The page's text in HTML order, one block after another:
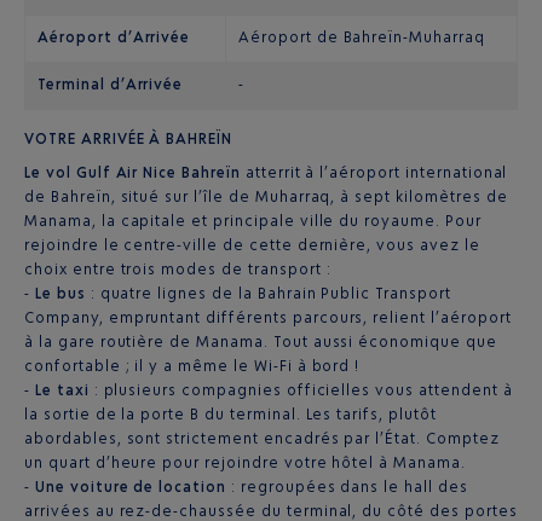
Aéroport d’Arrivée Aéroport de Bahreïn-Muharraq
Terminal d’Arrivée -
VOTRE ARRIVÉE À BAHREÏN
Le vol Gulf Air Nice Bahreïn atterrit à l’aéroport international
de Bahreïn, situé sur l’île de Muharraq, à sept kilomètres de
Manama, la capitale et principale ville du royaume. Pour
rejoindre le centre-ville de cette dernière, vous avez le
choix entre trois modes de transport :
- Le bus : quatre lignes de la Bahrain Public Transport
Company, empruntant différents parcours, relient l’aéroport
à la gare routière de Manama. Tout aussi économique que
confortable ; il y a même le Wi-Fi à bord !
- Le taxi : plusieurs compagnies officielles vous attendent à
la sortie de la porte B du terminal. Les tarifs, plutôt
abordables, sont strictement encadrés par l’État. Comptez
un quart d’heure pour rejoindre votre hôtel à Manama.
- Une voiture de location : regroupées dans le hall des
arrivées au rez-de-chaussée du terminal, du côté des portes